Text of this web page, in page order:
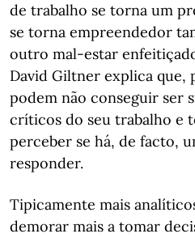
de trabalho se torna um
se torna empreendedor
outro mal-estar
David Giltner explica que,
podem não conseguir ser
críticos do seu trabalho e
perceber se há, de facto,
responder.
Tipicamente mais
demorar mais a tomar